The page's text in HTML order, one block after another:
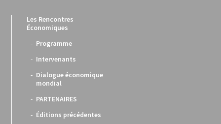
Les Rencontres
Économiques
Programme
Intervenants
Dialogue économique
mondial
PARTENAIRES
Éditions précédentes